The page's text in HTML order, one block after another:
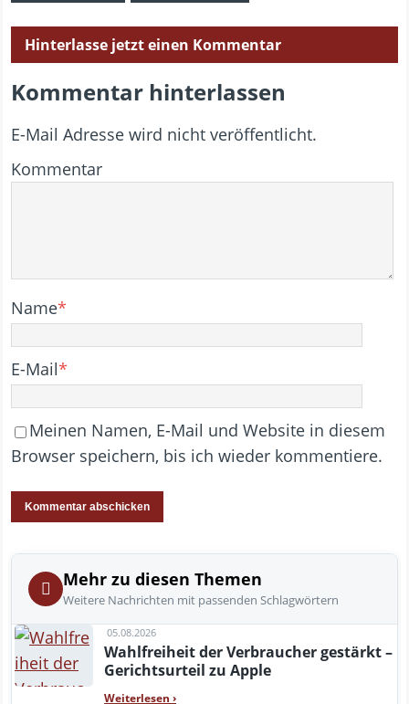
Hinterlasse jetzt einen Kommentar
Kommentar hinterlassen
E-Mail Adresse wird nicht veröffentlicht.
Kommentar
Name*
E-Mail*
Meinen Namen, E-Mail und Website in diesem
Browser speichern, bis ich wieder kommentiere.
Mehr zu diesen Themen
Weitere Nachrichten mit passenden Schlagwörtern
05.08.2026
Wahlfreiheit der Verbraucher gestärkt –
Gerichtsurteil zu Apple
Weiterlesen ›